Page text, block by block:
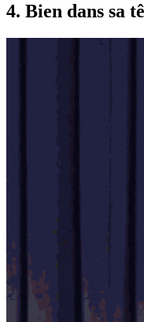
4. Bien dans sa